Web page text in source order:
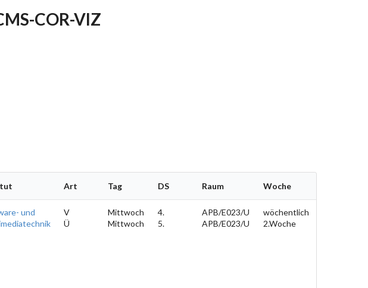
COR-VIZ
Art Tag DS Raum Woche
und
V
Ü
Mittwoch
Mittwoch
4.
5.
APB/E023/U
APB/E023/U
wöchentlich
2.Woche